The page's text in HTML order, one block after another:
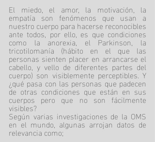
El miedo, el amor, la motivación, la
empatía son fenómenos que usan a
nuestro cuerpo para hacerse reconocibles
ante todos, por ello, es que condiciones
como la anorexia, el Parkinson, la
tricotilomanía (hábito en el que las
personas sienten placer en arrancarse el
cabello, y vello de diferentes partes del
cuerpo) son visiblemente perceptibles. Y
¿qué pasa con las personas que padecen
de otras condiciones que están en sus
cuerpos pero que no son fácilmente
visibles?
Según varias investigaciones de la OMS
en el mundo, algunas arrojan datos de
relevancia como;